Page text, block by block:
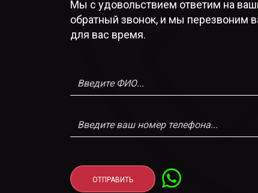
Мы с удовольствием ответим на
обратный звонок, и мы перезвоним
для вас время.